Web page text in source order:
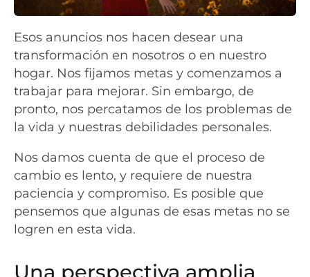
Esos anuncios nos hacen desear una
transformación en nosotros o en nuestro
hogar. Nos fijamos metas y comenzamos a
trabajar para mejorar. Sin embargo, de
pronto, nos percatamos de los problemas de
la vida y nuestras debilidades personales.
Nos damos cuenta de que el proceso de
cambio es lento, y requiere de nuestra
paciencia y compromiso. Es posible que
pensemos que algunas de esas metas no se
logren en esta vida.
Una perspectiva amplia